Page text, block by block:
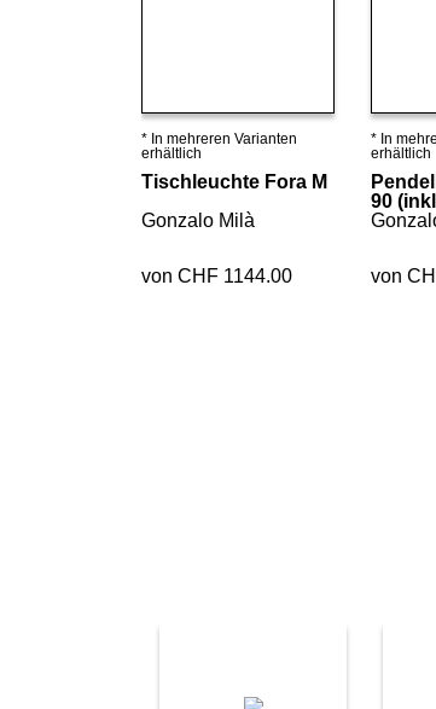
Details ansehen
* In mehreren Varianten
erhältlich
Tischleuchte Fora M
Gonzalo Milà
von CHF 1144.00
* In
erhältlich
90
von